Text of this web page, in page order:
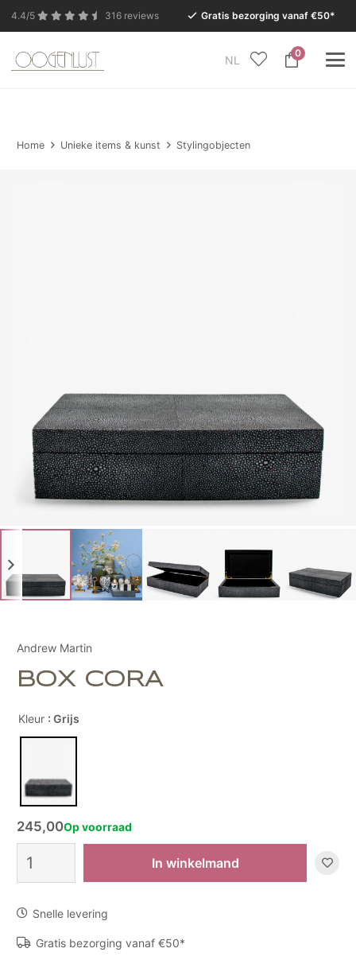
4.4/5 316 reviews Gratis bezorging vanaf €50*
NL
0
In verband met de zomervakantie is onze Conceptstore
Home Unieke items & kunst Stylingobjecten
Andrew Martin
BOX CORA
Kleur : Grijs
245,00Op voorraad
Cora
aantal
In winkelmand
Snelle levering
Gratis bezorging vanaf €50*